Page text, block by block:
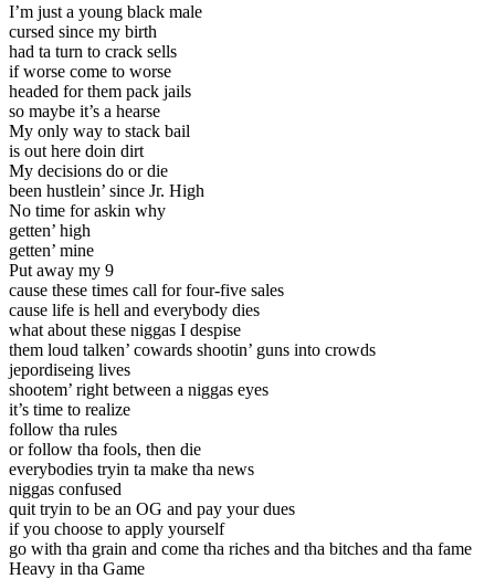
I’m just a young black male
cursed since my birth
had ta turn to crack sells
if worse come to worse
headed for them pack jails
so maybe it’s a hearse
My only way to stack bail
is out here doin dirt
My decisions do or die
been hustlein’ since Jr. High
No time for askin why
getten’ high
getten’ mine
Put away my 9
cause these times call for four-five sales
cause life is hell and everybody dies
what about these niggas I despise
them loud talken’ cowards shootin’ guns into crowds
jepordiseing lives
shootem’ right between a niggas eyes
it’s time to realize
follow tha rules
or follow tha fools, then die
everybodies tryin ta make tha news
niggas confused
quit tryin to be an OG and pay your dues
if you choose to apply yourself
go with tha grain and come tha riches and tha bitches and tha fame
Heavy in tha Game